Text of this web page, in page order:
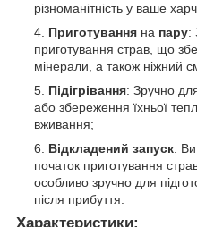
різноманітність у ваше
Приготування на пару:
приготування страв, що
мінерали, а також ніжний
Підігрівання: Зручно
або збереження їхньої
вживання;
Відкладений запуск:
початок приготування
особливо зручно для
після прибуття.
Характеристики: